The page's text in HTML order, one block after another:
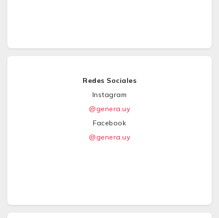
Redes Sociales
Instagram
@genera.uy
Facebook
@genera.uy